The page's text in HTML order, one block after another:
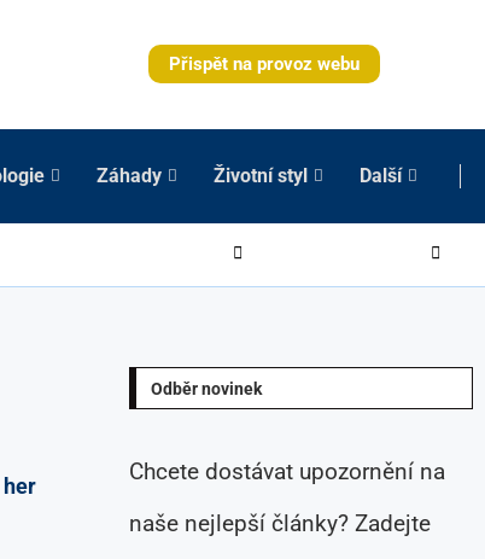
Přispět na provoz webu
Záhady Životní styl Další
Odběr novinek
Chcete dostávat upozornění na
naše nejlepší články? Zadejte